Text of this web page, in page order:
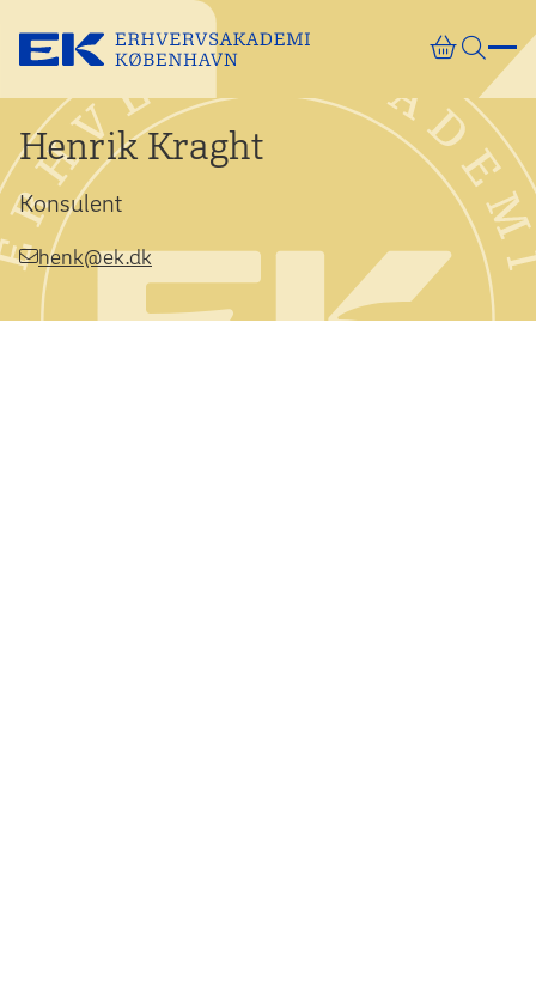
Henrik Kraght
Konsulent
henk@ek.dk